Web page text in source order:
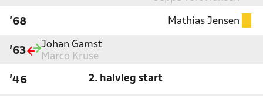
'68 Mathias Jensen
'63
Johan Gamst
Marco Kruse
'46 2. halvleg start